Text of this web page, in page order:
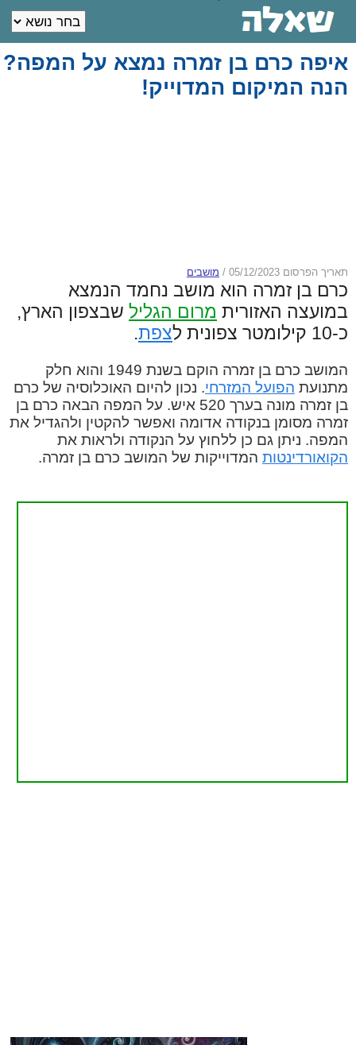
איפה כרם בן זמרה נמצא על המפה?
הנה המיקום המדוייק!
תאריך הפרסום 05/12/2023 / מושבים
כרם בן זמרה הוא מושב נחמד הנמצא
במועצה האזורית מרום הגליל שבצפון הארץ,
כ-10 קילומטר צפונית ל
צפת.
המושב כרם בן זמרה הוקם בשנת 1949 והוא חלק
מתנועת הפועל המזרחי. נכון להיום האוכלוסיה של כרם
בן זמרה מונה בערך 520 איש. על המפה הבאה כרם בן
זמרה מסומן בנקודה אדומה ואפשר להקטין ולהגדיל את
המפה. ניתן גם כן ללחוץ על הנקודה ולראות את
הקואורדינטות המדוייקות של המושב כרם בן זמרה.